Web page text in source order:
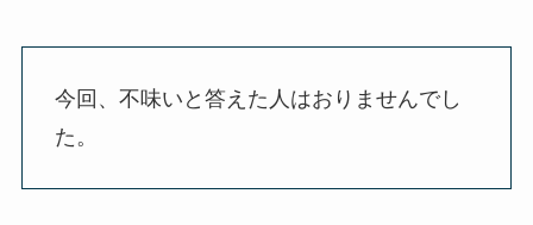
今回、不味いと答えた人はおりませんでし
た。